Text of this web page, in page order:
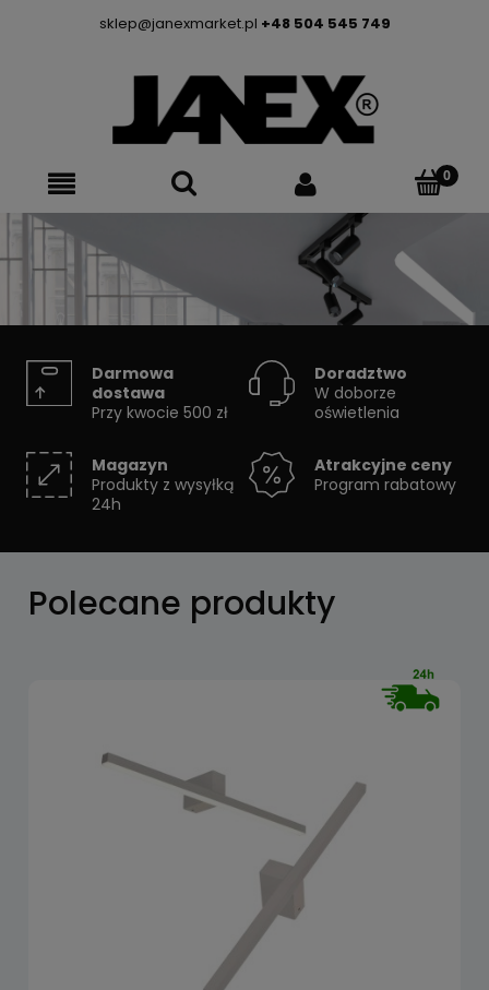
sklep@janexmarket.pl +48 504 545 749
SYSTEMY SZYNOWE
Skorzystaj z konfiguratora
Darmowa
dostawa
Przy kwocie 500 zł
Doradztwo
W doborze
oświetlenia
Magazyn
Produkty z wysyłką
24h
Atrakcyjne ceny
Program rabatowy
Polecane produkty